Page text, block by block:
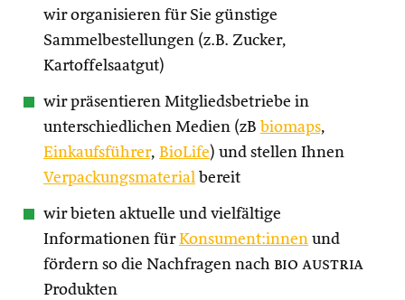
wir organisieren für Sie günstige
Sammelbestellungen (z.B. Zucker,
Kartoffelsaatgut)
wir präsentieren Mitgliedsbetriebe in
unterschiedlichen Medien (zB biomaps,
Einkaufsführer, BioLife) und stellen Ihnen
Verpackungsmaterial bereit
wir bieten aktuelle und vielfältige
Informationen fürKonsument:innen und
fördern so die Nachfragen nach bio austria
Produkten